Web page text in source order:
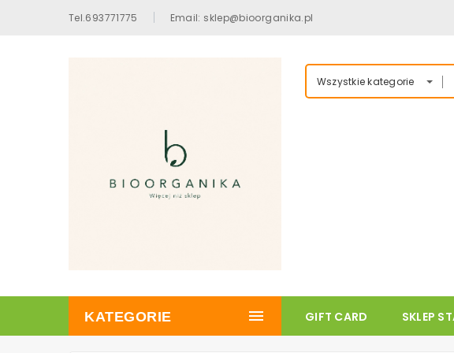
Tel.693771775 Email: sklep@bioorganika.pl
Wszystkie kategorie
KATEGORIE GIFT CARD SKLEP